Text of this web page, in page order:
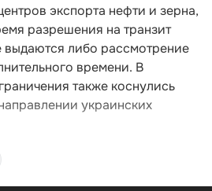
экспорта нефти и зерна,
разрешения на транзит
выдаются либо рассмотрение
времени. В
также коснулись
украинских